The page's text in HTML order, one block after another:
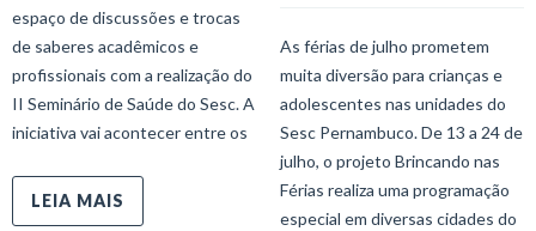
espaço de discussões e trocas
de saberes acadêmicos e
profissionais com a realização do
II Seminário de Saúde do Sesc. A
iniciativa vai acontecer entre os
LEIA MAIS
As férias de julho prometem
muita diversão para crianças e
adolescentes nas unidades do
Sesc Pernambuco. De 13 a 24 de
julho, o projeto Brincando nas
Férias realiza uma programação
especial em diversas cidades do